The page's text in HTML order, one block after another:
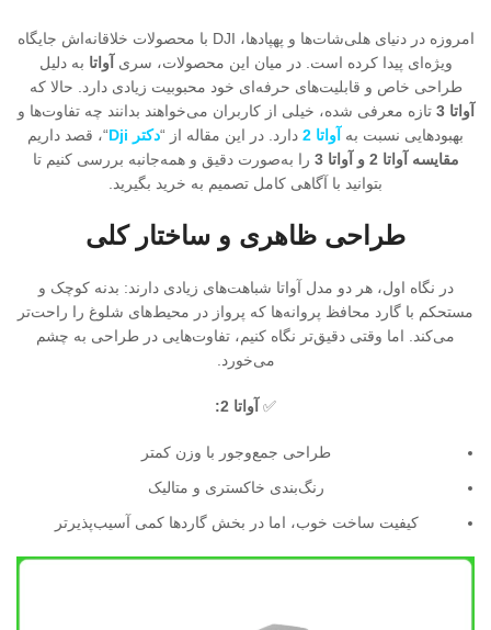
امروزه در دنیای هلی‌شات‌ها و پهپادها، DJI با محصولات خلاقانه‌اش جایگاه
ویژه‌ای پیدا کرده است. در میان این محصولات، سری آواتا به دلیل
طراحی خاص و قابلیت‌های حرفه‌ای خود محبوبیت زیادی دارد. حالا که
آواتا 3
تازه معرفی شده، خیلی از کاربران می‌خواهند بدانند چه تفاوت‌ها و
بهبودهایی نسبت به آواتا 2 دارد. در این مقاله از “دکتر Dji
“، قصد داریم
مقایسه آواتا 2 و آواتا 3
را به‌صورت دقیق و همه‌جانبه بررسی کنیم تا
بتوانید با آگاهی کامل تصمیم به خرید بگیرید.
طراحی ظاهری و ساختار کلی
در نگاه اول، هر دو مدل آواتا شباهت‌های زیادی دارند: بدنه کوچک و
مستحکم با گارد محافظ پروانه‌ها که پرواز در محیط‌های شلوغ را راحت‌تر
می‌کند. اما وقتی دقیق‌تر نگاه کنیم، تفاوت‌هایی در طراحی به چشم
می‌خورد.
✅ آواتا 2:
طراحی جمع‌وجور با وزن کمتر
رنگ‌بندی خاکستری و متالیک
کیفیت ساخت خوب، اما در بخش گاردها کمی آسیب‌پذیرتر